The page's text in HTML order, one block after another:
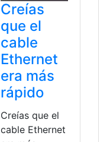
Creías
que el
cable
Ethernet
era más
rápido
Creías que el
cable Ethernet